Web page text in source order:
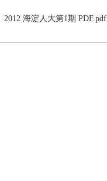
2012 海淀人大第1期 PDF.pdf